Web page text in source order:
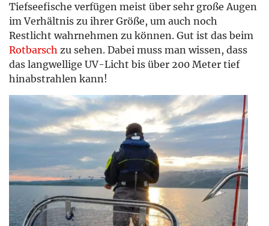
Tiefseefische verfügen meist über sehr große Augen
im Verhältnis zu ihrer Größe, um auch noch
Restlicht wahrnehmen zu können. Gut ist das beim
Rotbarsch zu sehen. Dabei muss man wissen, dass
das langwellige UV-Licht bis über 200 Meter tief
hinabstrahlen kann!